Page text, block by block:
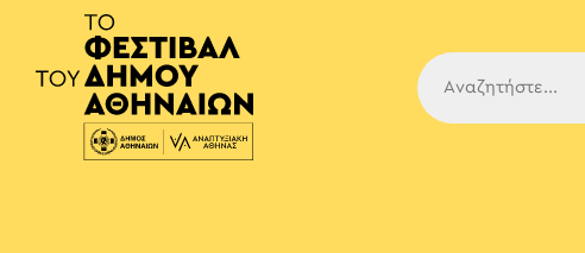
Κύρια